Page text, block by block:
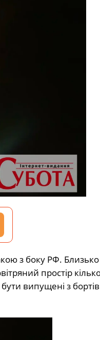
з боку РФ. Близько
простір
випущені з бортів